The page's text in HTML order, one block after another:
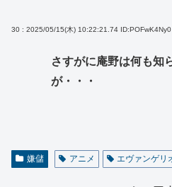
30 : 2025/05/15(木) 10:22:21.74 ID:POFwK4Ny0
さすがに庵野は何も知
が・・・
嫌儲 アニメ エヴァンゲリ